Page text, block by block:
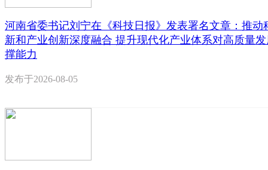
河南省委书记刘宁在《科技日报》发表署名文章：推动
新和产业创新深度融合 提升现代化产业体系对高质量
撑能力
发布于2026-08-05